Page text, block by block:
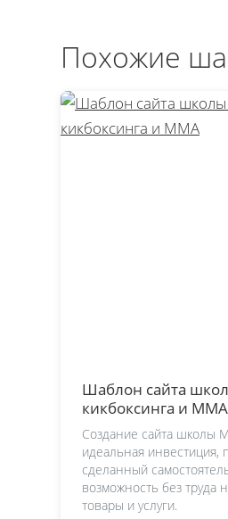
Похожие
Шаблон сайта
кикбоксинга и ММА
Создание сайта школы
идеальная инвестиция,
сделанный
возможность без труда
товары и услуги.